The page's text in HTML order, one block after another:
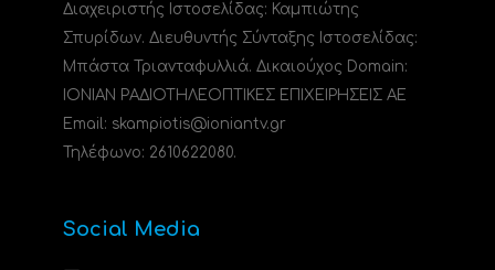
Διαχειριστής Ιστοσελίδας: Καμπιώτης
Σπυρίδων. Διευθυντής Σύνταξης Ιστοσελίδας:
Μπάστα Τριανταφυλλιά. Δικαιούχος Domain:
ΙΟΝΙΑΝ ΡΑΔΙΟΤΗΛΕΟΠΤΙΚΕΣ ΕΠΙΧΕΙΡΗΣΕΙΣ ΑΕ
Email: skampiotis@ioniantv.gr
Τηλέφωνο: 2610622080.
Social Media